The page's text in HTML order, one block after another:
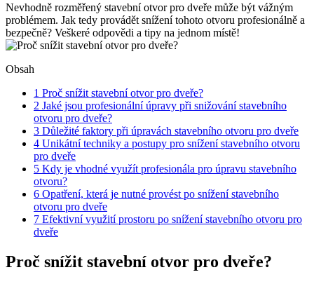
Nevhodně rozměřený stavební otvor pro dveře může být vážným
problémem. Jak tedy provádět snížení tohoto otvoru profesionálně a
bezpečně? Veškeré odpovědi a tipy na jednom místě!
Obsah
1 Proč snížit stavební otvor pro dveře?
2 Jaké jsou profesionální úpravy při snižování stavebního
otvoru pro dveře?
3 Důležité faktory při úpravách stavebního otvoru pro dveře
4 Unikátní techniky a postupy pro snížení stavebního otvoru
pro dveře
5 Kdy je vhodné využít profesionála pro úpravu stavebního
otvoru?
6 Opatření, která je nutné provést po snížení stavebního
otvoru pro dveře
7 Efektivní využití prostoru po snížení stavebního otvoru pro
dveře
Proč snížit stavební otvor pro dveře?